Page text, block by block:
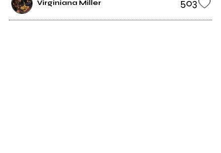
Virginiana Miller 503